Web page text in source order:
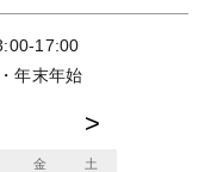
17:00
年末年始
金 土